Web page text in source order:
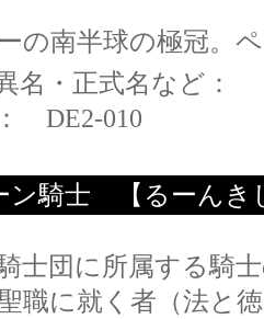
の南半球の極冠。
名・正式名など：
DE2-010
ン騎士 【るーんき
士団に所属する騎
職に就く者（法と